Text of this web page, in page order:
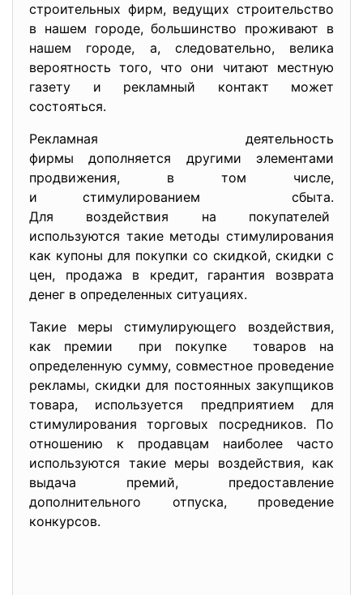
строительных фирм, ведущих строительство
в нашем городе, большинство проживают в
нашем городе, а, следовательно, велика
вероятность того, что они читают местную
газету и рекламный контакт может
состояться.
Рекламная деятельность
фирмы дополняется другими элементами
продвижения, в том числе,
и стимулированием сбыта.
Для воздействия на покупателей
используются такие методы стимулирования
как купоны для покупки со скидкой, скидки с
цен, продажа в кредит, гарантия возврата
денег в определенных ситуациях.
Такие меры стимулирующего воздействия,
как премии при покупке товаров на
определенную сумму, совместное проведение
рекламы, скидки для постоянных закупщиков
товара, используется предприятием для
стимулирования торговых посредников. По
отношению к продавцам наиболее часто
используются такие меры воздействия, как
выдача премий, предоставление
дополнительного отпуска, проведение
конкурсов.